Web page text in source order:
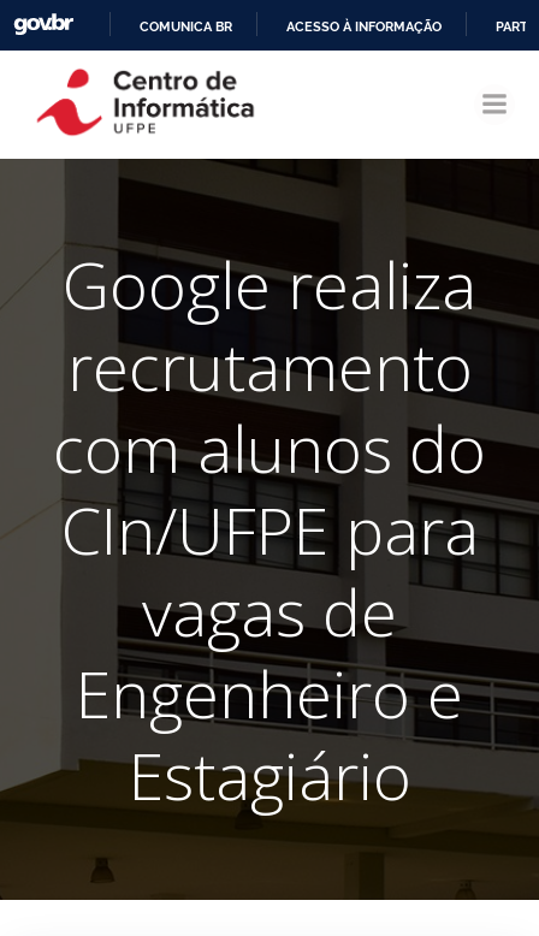
CONTEÚDO
COMUNICA BR ACESSO À INFORMAÇÃO
Google realiza
recrutamento
com alunos do
CIn/UFPE para
vagas de
Engenheiro e
Estagiário